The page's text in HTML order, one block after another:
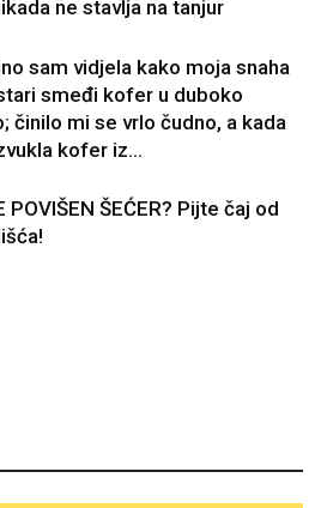
ne stavlja na tanjur
sam vidjela kako moja snaha
smeđi kofer u duboko
činilo mi se vrlo čudno, a kada
kofer iz...
POVIŠEN ŠEĆER? Pijte čaj od